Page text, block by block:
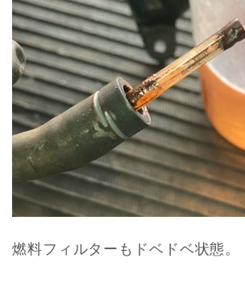
燃料フィルターもドベドベ状態。